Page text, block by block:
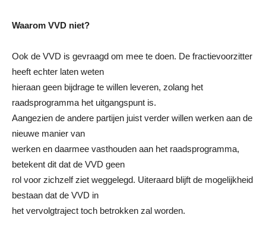
Waarom VVD niet?
Ook de VVD is gevraagd om mee te doen. De fractievoorzitter
heeft echter laten weten
hieraan geen bijdrage te willen leveren, zolang het
raadsprogramma het uitgangspunt is.
Aangezien de andere partijen juist verder willen werken aan de
nieuwe manier van
werken en daarmee vasthouden aan het raadsprogramma,
betekent dit dat de VVD geen
rol voor zichzelf ziet weggelegd. Uiteraard blijft de mogelijkheid
bestaan dat de VVD in
het vervolgtraject toch betrokken zal worden.